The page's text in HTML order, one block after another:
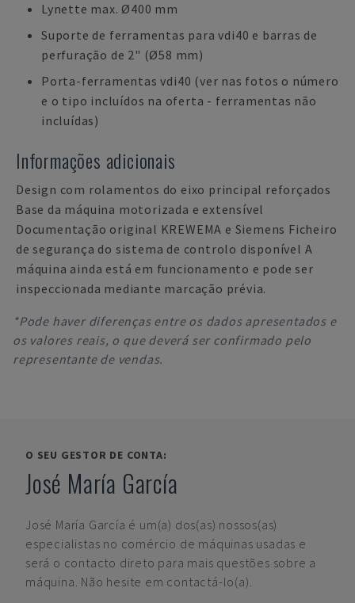
Lynette max. Ø400 mm
Suporte de ferramentas para vdi40 e barras de
perfuração de 2" (Ø58 mm)
Porta-ferramentas vdi40 (ver nas fotos o número
e o tipo incluídos na oferta - ferramentas não
incluídas)
Informações adicionais
Design com rolamentos do eixo principal reforçados
Base da máquina motorizada e extensível
Documentação original KREWEMA e Siemens Ficheiro
de segurança do sistema de controlo disponível A
máquina ainda está em funcionamento e pode ser
inspeccionada mediante marcação prévia.
*Pode haver diferenças entre os dados apresentados e
os valores reais, o que deverá ser confirmado pelo
representante de vendas.
O SEU GESTOR DE CONTA:
José María García
José María García é um(a) dos(as) nossos(as)
especialistas no comércio de máquinas usadas e
será o contacto direto para mais questões sobre a
máquina. Não hesite em contactá-lo(a).